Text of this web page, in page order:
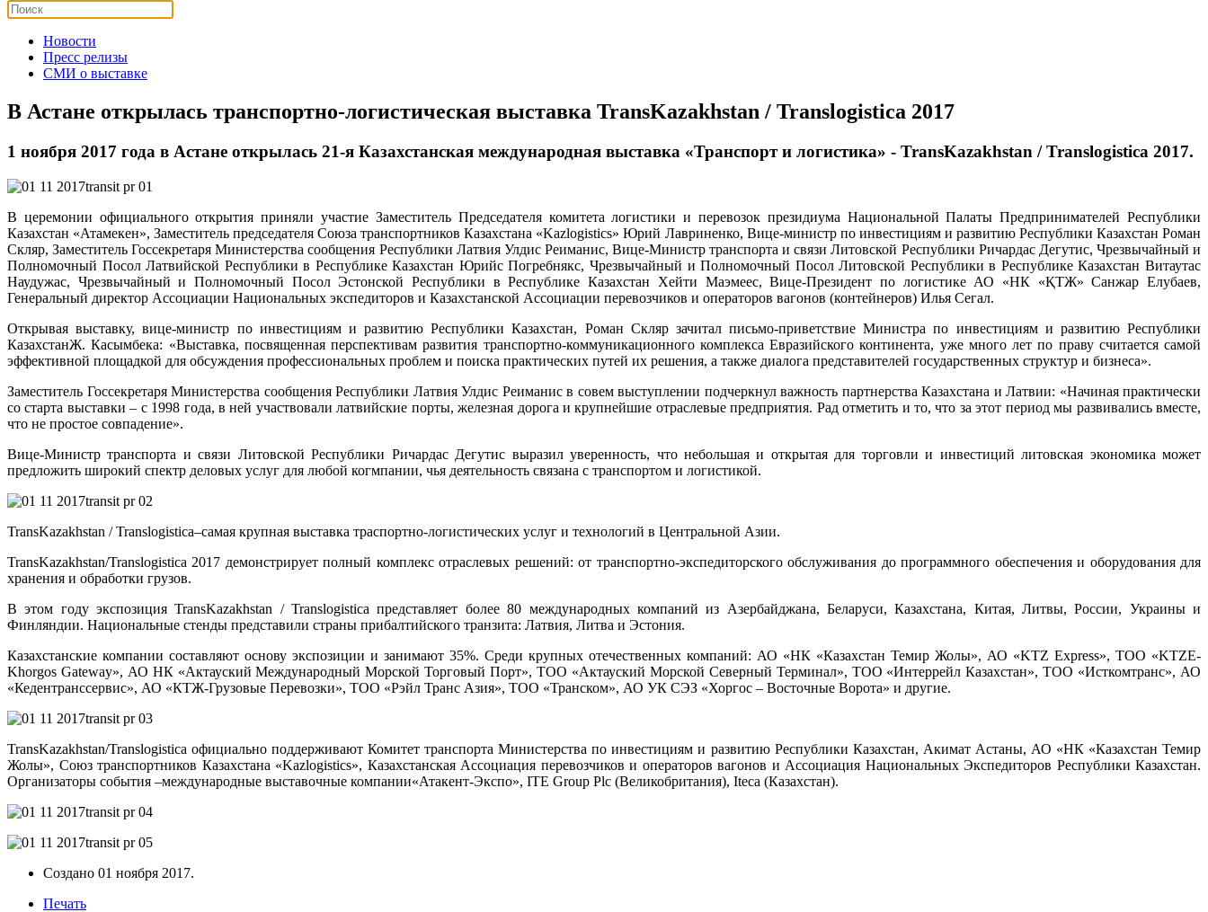
Новости
Пресс релизы
СМИ о выставке
В Астане открылась транспортно-логистическая выставка TransKazakhstan / Translogistica 2017
1 ноября 2017 года в Астане открылась 21-я Казахстанская международная выставка «Транспорт и логистика» - TransKazakhstan / Translogistica 2017.
В церемонии официального открытия приняли участие Заместитель Председателя комитета логистики и перевозок президиума Национальной Палаты Предпринимателей Республики
Казахстан «Атамекен», Заместитель председателя Союза транспортников Казахстана «Kazlogistics» Юрий Лавриненко, Вице-министр по инвестициям и развитию Республики Казахстан Роман
Скляр, Заместитель Госсекретаря Министерства сообщения Республики Латвия Улдис Реиманис, Вице-Министр транспорта и связи Литовской Республики Ричардас Дегутис, Чрезвычайный и
Полномочный Посол Латвийской Республики в Республике Казахстан Юрийс Погребнякс, Чрезвычайный и Полномочный Посол Литовской Республики в Республике Казахстан Витаутас
Наудужас, Чрезвычайный и Полномочный Посол Эстонской Республики в Республике Казахстан Хейти Маэмеес, Вице-Президент по логистике АО «НК «ҚТЖ» Санжар Елубаев,
Генеральный директор Ассоциации Национальных экспедиторов и Казахстанской Ассоциации перевозчиков и операторов вагонов (контейнеров) Илья Сегал.
Открывая выставку, вице-министр по инвестициям и развитию Республики Казахстан, Роман Скляр зачитал письмо-приветствие Министра по инвестициям и развитию Республики
КазахстанЖ. Касымбека: «Выставка, посвященная перспективам развития транспортно-коммуникационного комплекса Евразийского континента, уже много лет по праву считается самой
эффективной площадкой для обсуждения профессиональных проблем и поиска практических путей их решения, а также диалога представителей государственных структур и бизнеса».
Заместитель Госсекретаря Министерства сообщения Республики Латвия Улдис Реиманис в совем выступлении подчеркнул важность партнерства Казахстана и Латвии: «Начиная практически
со старта выставки – с 1998 года, в ней участвовали латвийские порты, железная дорога и крупнейшие отраслевые предприятия. Рад отметить и то, что за этот период мы развивались вместе,
что не простое совпадение».
Вице-Министр транспорта и связи Литовской Республики Ричардас Дегутис выразил уверенность, что небольшая и открытая для торговли и инвестиций литовская экономика может
предложить широкий спектр деловых услуг для любой когмпании, чья деятельность связана с транспортом и логистикой.
TransKazakhstan / Translogistica–самая крупная выставка траспортно-логистических услуг и технологий в Центральной Азии.
TransKazakhstan/Translogistica 2017 демонстрирует полный комплекс отраслевых решений: от транспортно-экспедиторского обслуживания до программного обеспечения и оборудования для
хранения и обработки грузов.
В этом году экспозиция TransKazakhstan / Translogistica представляет более 80 международных компаний из Азербайджана, Беларуси, Казахстана, Китая, Литвы, России, Украины и
Финляндии. Национальные стенды представили страны прибалтийского транзита: Латвия, Литва и Эстония.
Казахстанские компании составляют основу экспозиции и занимают 35%. Среди крупных отечественных компаний: АО «НК «Казахстан Темир Жолы», АО «KTZ Express», ТОО «KTZE-
Khorgos Gateway», АО НК «Актауский Международный Морской Торговый Порт», ТОО «Актауский Морской Северный Терминал», ТОО «Интеррейл Казахстан», ТОО «Исткомтранс», АО
«Кедентранссервис», АО «КТЖ-Грузовые Перевозки», ТОО «Рэйл Транс Азия», ТОО «Транском», АО УК СЭЗ «Хоргос – Восточные Ворота» и другие.
TransKazakhstan/Translogistica официально поддерживают Комитет транспорта Министерства по инвестициям и развитию Республики Казахстан, Акимат Астаны, АО «НК «Казахстан Темир
Жолы», Союз транспортников Казахстана «Kazlogistics», Казахстанская Ассоциация перевозчиков и операторов вагонов и Ассоциация Национальных Экспедиторов Республики Казахстан.
Организаторы события –международные выставочные компании«Атакент-Экспо», ITE Group Plc (Великобритания), Iteca (Казахстан).
Создано 01 ноября 2017.
Печать